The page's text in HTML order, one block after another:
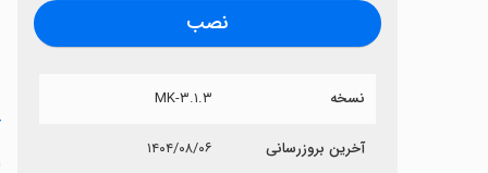
نصب
نسخه ۳.۱.۳-MK
آخرین بروزرسانی ۱۴۰۴/۰۸/۰۶